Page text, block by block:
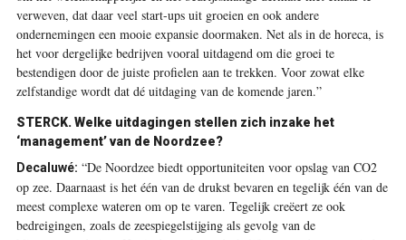
verweven, dat daar veel start-ups uit groeien en ook andere
ondernemingen een mooie expansie doormaken. Net als in de horeca, is
het voor dergelijke bedrijven vooral uitdagend om die groei te
bestendigen door de juiste profielen aan te trekken. Voor zowat elke
zelfstandige wordt dat dé uitdaging van de komende jaren.”
STERCK. Welke uitdagingen stellen zich inzake het
‘management’ van de Noordzee?
Decaluwé: “De Noordzee biedt opportuniteiten voor opslag van CO2
op zee. Daarnaast is het één van de drukst bevaren en tegelijk één van de
meest complexe wateren om op te varen. Tegelijk creëert ze ook
bedreigingen, zoals de zeespiegelstijging als gevolg van de